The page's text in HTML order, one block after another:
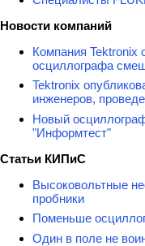
Новости компаний
Компания Tektronix
осциллографа
Tektronix
инженеров,
Новый
"Информтест"
Статьи КИПиС
Высоковольтные
пробники
Поменьше
Один в поле не